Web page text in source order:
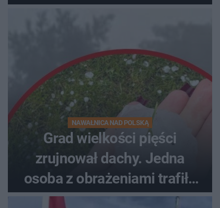
NAWAŁNICA NAD POLSKĄ
Grad wielkości pięści
zrujnował dachy. Jedna
osoba z obrażeniami trafiła
do szpitala